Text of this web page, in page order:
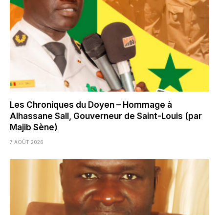
Les Chroniques du Doyen – Hommage à
Alhassane Sall, Gouverneur de Saint-Louis (par
Majib Sène)
7 AOÛT 2026